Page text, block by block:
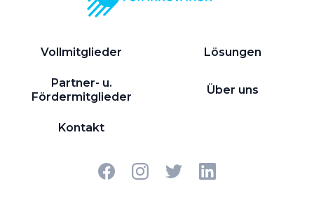
Vollmitglieder Lösungen
Partner- u.
Fördermitglieder
Über uns
Kontakt